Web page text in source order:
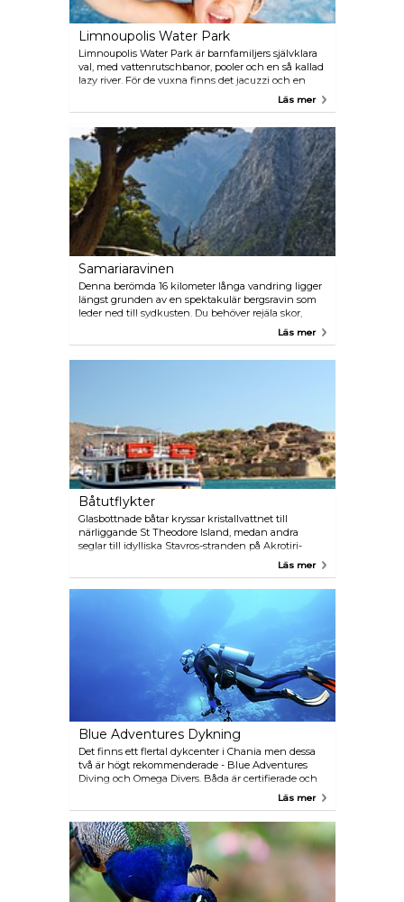
Limnoupolis Water Park
Limnoupolis Water Park är barnfamiljers självklara
val, med vattenrutschbanor, pooler och en så kallad
lazy river. För de vuxna finns det jacuzzi och en
poolbar. Butiker och matställen gör Limnoupolis
Läs mer
Samariaravinen
Denna berömda 16 kilometer långa vandring ligger
längst grunden av en spektakulär bergsravin som
leder ned till sydkusten. Du behöver rejäla skor,
vatten och en hatt som skyddar dig mot solen. En
god idé är att sova en natt i närheten och ta bussen
Läs mer
Båtutflykter
Glasbottnade båtar kryssar kristallvattnet till
närliggande St Theodore Island, medan andra
seglar till idylliska Stavros-stranden på Akrotiri-
halvön. Kolla runt innan du väljer ett visst företag,
utsikten, solen och båtlivet ihop med vänner eller
Läs mer
Blue Adventures Dykning
Det finns ett flertal dykcenter i Chania men dessa
två är högt rekommenderade - Blue Adventures
Diving och Omega Divers. Båda är certifierade och
har gott rykte i branschen. Dykning sessioner utförs
under professionell övervakning, och entusiaster av
någon som helst kunskapsnivå är välkomna att gå
med. Omega Divers +30 2 825 031 412
www.omegadivers.com info@omegadivers.com
Blue Adventures Diving: +30 2 821 040 608
www.blueadventures.gr
Läs mer